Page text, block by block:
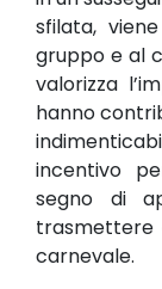
sfilata,
gruppo e al
valorizza
hanno
incentivo
segno di
trasmettere
carnevale.